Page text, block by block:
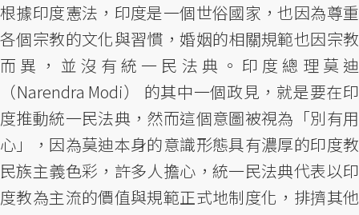
根據印度憲法，印度是一個世俗國家，也因為尊重
各個宗教的文化與習慣，婚姻的相關規範也因宗教
而異，並沒有統一民法典。印度總理莫迪
（Narendra Modi） 的其中一個政見，就是要在印
度推動統一民法典，然而這個意圖被視為「別有用
心」，因為莫迪本身的意識形態具有濃厚的印度教
民族主義色彩，許多人擔心，統一民法典代表以印
度教為主流的價值與規範正式地制度化，排擠其他